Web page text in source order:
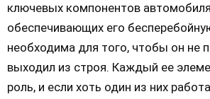
ключевых компонентов
обеспечивающих его
необходима для того, чтобы он не
выходил из строя. Каждый ее
роль, и если хоть один из них